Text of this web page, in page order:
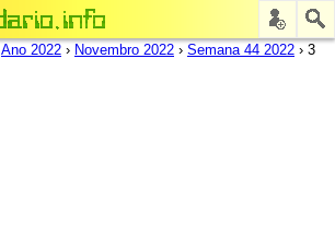
Ano 2022 › Novembro 2022 › Semana 44 2022 › 3